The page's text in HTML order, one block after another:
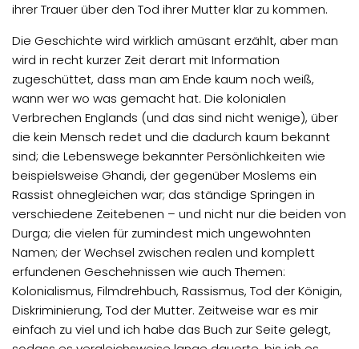
ihrer Trauer über den Tod ihrer Mutter klar zu kommen.
Die Geschichte wird wirklich amüsant erzählt, aber man
wird in recht kurzer Zeit derart mit Information
zugeschüttet, dass man am Ende kaum noch weiß,
wann wer wo was gemacht hat. Die kolonialen
Verbrechen Englands (und das sind nicht wenige), über
die kein Mensch redet und die dadurch kaum bekannt
sind; die Lebenswege bekannter Persönlichkeiten wie
beispielsweise Ghandi, der gegenüber Moslems ein
Rassist ohnegleichen war; das ständige Springen in
verschiedene Zeitebenen – und nicht nur die beiden von
Durga; die vielen für zumindest mich ungewohnten
Namen; der Wechsel zwischen realen und komplett
erfundenen Geschehnissen wie auch Themen:
Kolonialismus, Filmdrehbuch, Rassismus, Tod der Königin,
Diskriminierung, Tod der Mutter. Zeitweise war es mir
einfach zu viel und ich habe das Buch zur Seite gelegt,